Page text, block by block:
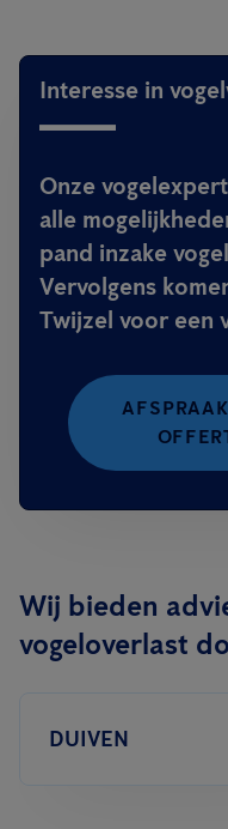
Interesse in
Onze
alle
pand inzake
Vervolgens
Twijzel voor een
Wij bieden
vogeloverlast
DUIVEN